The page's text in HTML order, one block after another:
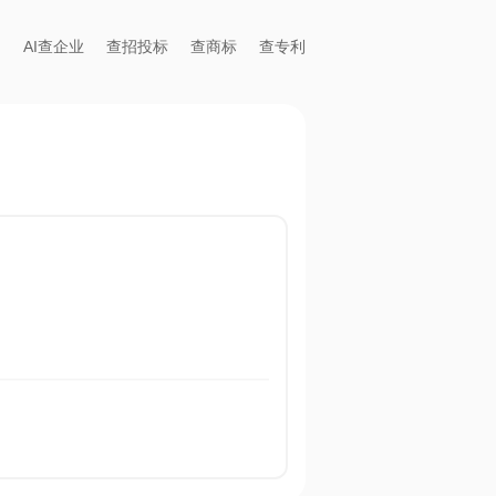
AI查企业 查招投标 查商标 查专利